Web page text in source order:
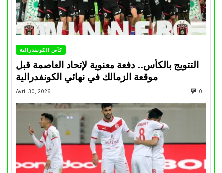
كأس الكونفدرالية
التتويج بالكأس.. دفعة معنوية لإتحاد العاصمة قبل
موقعة الزمالك في نهائي الكونفدرالية
Avril 30, 2026 0